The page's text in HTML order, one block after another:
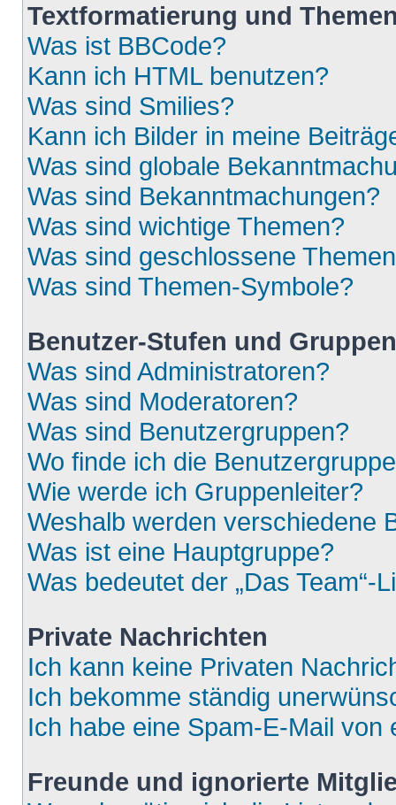
Textformatierung und
Was ist BBCode?
Kann ich HTML benutzen?
Was sind Smilies?
Kann ich Bilder in meine
Was sind globale
Was sind Bekanntmachungen?
Was sind wichtige Themen?
Was sind geschlossene
Was sind Themen-Symbole?
Benutzer-Stufen und Gruppen
Was sind Administratoren?
Was sind Moderatoren?
Was sind Benutzergruppen?
Wo finde ich die
Wie werde ich Gruppenleiter?
Weshalb werden verschiedene
Was ist eine Hauptgruppe?
Was bedeutet der „Das Team“-
Private Nachrichten
Ich kann keine Privaten
Ich bekomme ständig
Ich habe eine Spam-E-Mail
Freunde und ignorierte